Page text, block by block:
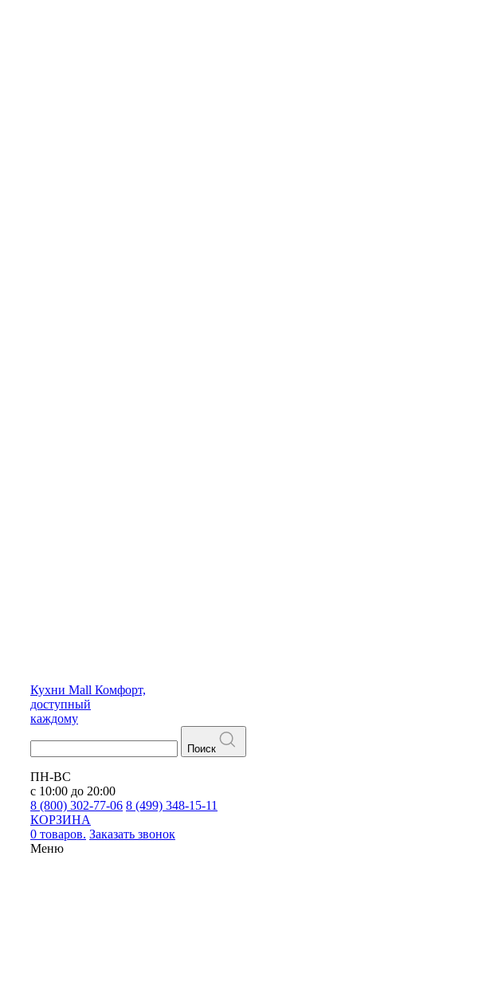
Кухни Mall Комфорт,
доступный
каждому
Поиск
ПН-ВС
с 10:00 до 20:00
8 (800) 302-77-06 8 (499) 348-15-11
КОРЗИНА
0 товаров. Заказать звонок
Меню